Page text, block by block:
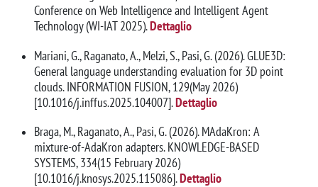
Conference on Web Intelligence and Intelligent Agent
Technology (WI-IAT 2025).Dettaglio
Mariani, G., Raganato, A., Melzi, S., Pasi, G. (2026). GLUE3D:
General language understanding evaluation for 3D point
clouds. INFORMATION FUSION, 129(May 2026)
[10.1016/j.inffus.2025.104007].Dettaglio
Braga, M., Raganato, A., Pasi, G. (2026). MAdaKron: A
mixture-of-AdaKron adapters. KNOWLEDGE-BASED
SYSTEMS, 334(15 February 2026)
[10.1016/j.knosys.2025.115086].Dettaglio